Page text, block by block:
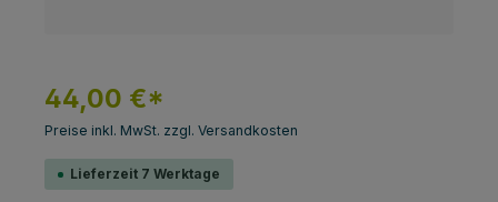
44,00 €*
Preise inkl. MwSt. zzgl. Versandkosten
Lieferzeit 7 Werktage